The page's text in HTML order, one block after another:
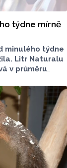
týdne mírně
minulého týdne
Litr Naturalu
v průměru
dají průměrně
která ceny
dražší než
o 11,31